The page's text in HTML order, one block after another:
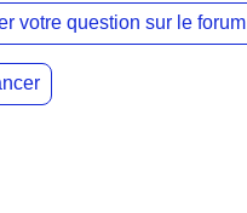
votre question sur le forum